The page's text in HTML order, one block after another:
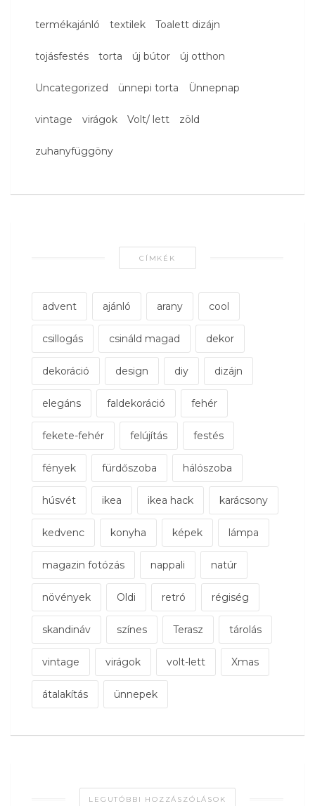
termékajánló textilek Toalett dizájn
tojásfestés torta új bútor új otthon
Uncategorized ünnepi torta Ünnepnap
vintage virágok Volt/ lett zöld
zuhanyfüggöny
CÍMKÉK
advent ajánló arany cool
csillogás csináld magad dekor
dekoráció design diy dizájn
elegáns faldekoráció fehér
fekete-fehér felújítás festés
fények fürdőszoba hálószoba
húsvét ikea ikea hack karácsony
kedvenc konyha képek lámpa
magazin fotózás nappali natúr
növények Oldi retró régiség
skandináv színes Terasz tárolás
vintage virágok volt-lett Xmas
átalakítás ünnepek
LEGUTÓBBI HOZZÁSZÓLÁSOK